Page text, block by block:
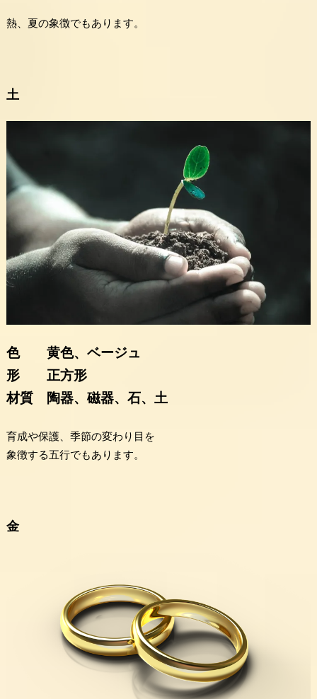
熱、夏の象徴でもあります。
土
色 黄色、ベージュ
形 正方形
材質 陶器、磁器、石、土
育成や保護、季節の変わり目を
象徴する五行でもあります。
金